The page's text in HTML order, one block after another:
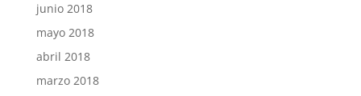
junio 2018
mayo 2018
abril 2018
marzo 2018